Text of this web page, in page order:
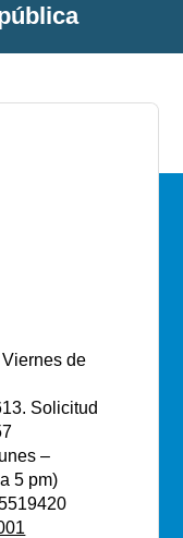
de
Solicitud
–
5 pm)